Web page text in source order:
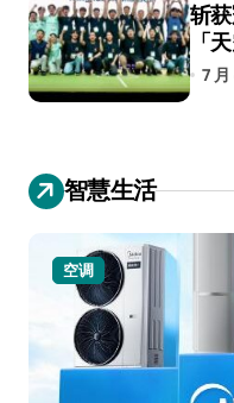
斩
「
7
智慧生活
空调